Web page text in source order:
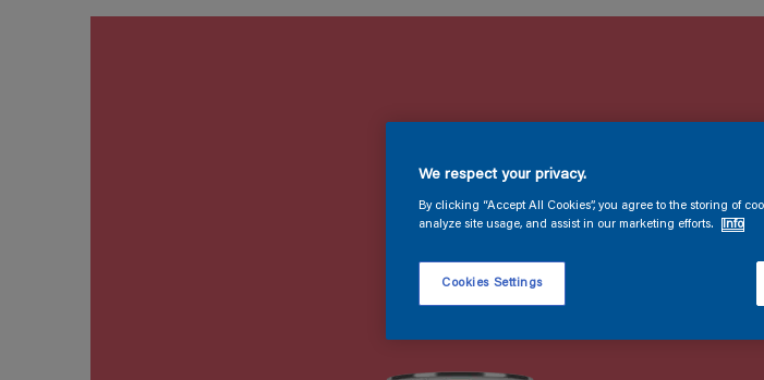
We respect your privacy.
By clicking “Accept All Cookies”, you agree to the storing of
analyze site usage, and assist in our marketing efforts.
Info
Cookies Settings